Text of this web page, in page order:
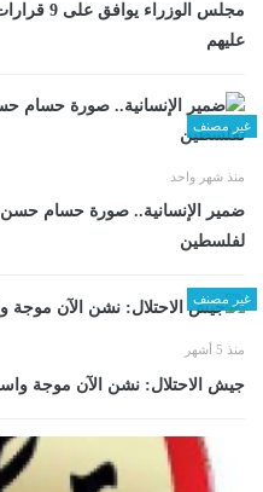
مجلس
عليهم
غير مصنف
منذ شهر واحد
ضمير الإنسانية.. صورة حسام حسن
لفلسطين
غير مصنف
منذ 5 أشهر
جيش الاحتلال: نشن الآن موجة